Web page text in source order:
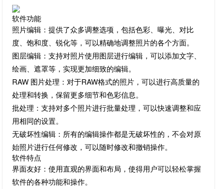
软件功能
照片编辑：提供了众多调整选项，包括色彩、曝光、对比
度、饱和度、锐化等，可以精确地调整照片的各个方面。
图层编辑：支持对照片使用图层进行编辑，可以添加文字、
绘画、遮罩等，实现更加细致的编辑。
RAW 图片处理：对于RAW格式的照片，可以进行高质量的
处理和转换，保留更多细节和色彩信息。
批处理：支持对多个照片进行批量处理，可以快速调整和应
用相同的设置。
无破坏性编辑：所有的编辑操作都是无破坏性的，不会对原
始照片进行任何修改，可以随时修改和撤销操作。
软件特点
界面友好：使用直观的界面和布局，使得用户可以轻松掌握
软件的各种功能和操作。